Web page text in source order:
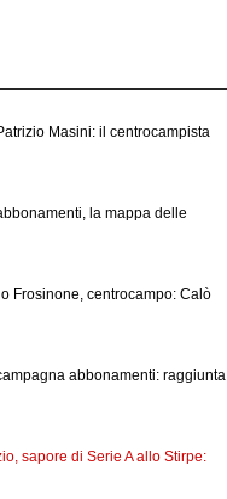
Masini: il centrocampista
la mappa delle
Frosinone, centrocampo: Calò
abbonamenti: raggiunta
sapore di Serie A allo Stirpe: